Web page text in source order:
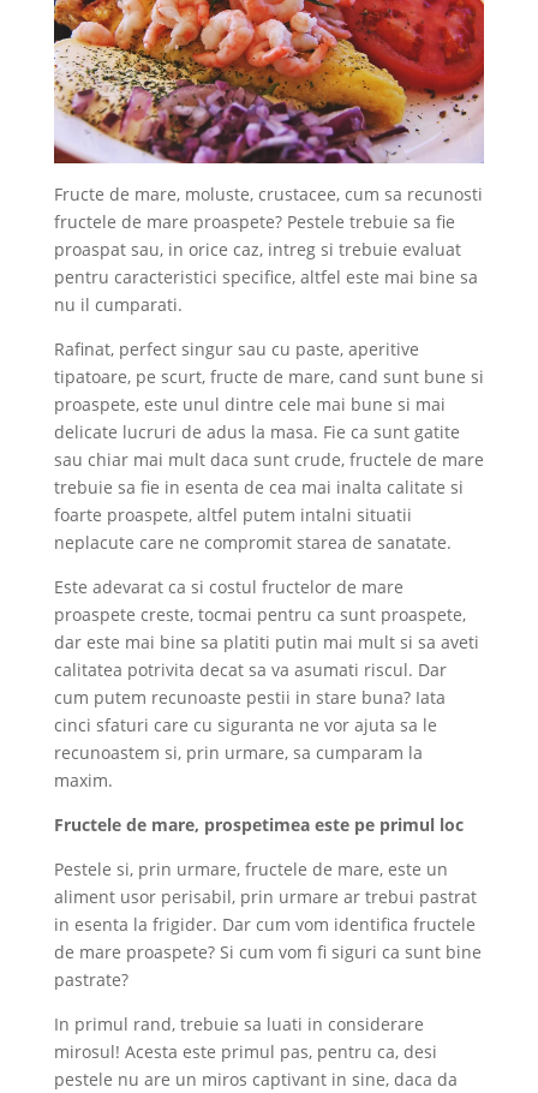
Fructe de mare, moluste, crustacee, cum sa recunosti
fructele de mare proaspete? Pestele trebuie sa fie
proaspat sau, in orice caz, intreg si trebuie evaluat
pentru caracteristici specifice, altfel este mai bine sa
nu il cumparati.
Rafinat, perfect singur sau cu paste, aperitive
tipatoare, pe scurt, fructe de mare, cand sunt bune si
proaspete, este unul dintre cele mai bune si mai
delicate lucruri de adus la masa. Fie ca sunt gatite
sau chiar mai mult daca sunt crude, fructele de mare
trebuie sa fie in esenta de cea mai inalta calitate si
foarte proaspete, altfel putem intalni situatii
neplacute care ne compromit starea de sanatate.
Este adevarat ca si costul fructelor de mare
proaspete creste, tocmai pentru ca sunt proaspete,
dar este mai bine sa platiti putin mai mult si sa aveti
calitatea potrivita decat sa va asumati riscul. Dar
cum putem recunoaste pestii in stare buna? Iata
cinci sfaturi care cu siguranta ne vor ajuta sa le
recunoastem si, prin urmare, sa cumparam la
maxim.
Fructele de mare, prospetimea este pe primul loc
Pestele si, prin urmare, fructele de mare, este un
aliment usor perisabil, prin urmare ar trebui pastrat
in esenta la frigider. Dar cum vom identifica fructele
de mare proaspete? Si cum vom fi siguri ca sunt bine
pastrate?
In primul rand, trebuie sa luati in considerare
mirosul! Acesta este primul pas, pentru ca, desi
pestele nu are un miros captivant in sine, daca da